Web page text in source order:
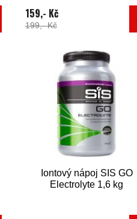
159,- Kč
199,- Kč
Iontový nápoj SIS GO
Electrolyte 1,6 kg